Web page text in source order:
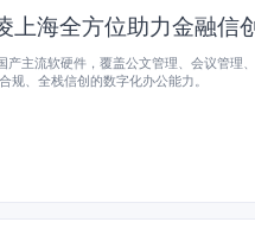
上海全方位助力金融信
主流软硬件，覆盖公文管理、会议管理
、全栈信创的数字化办公能力。